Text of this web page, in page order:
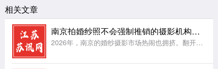
相关文章
南京拍婚纱照不会强制推销的摄影机构：hema禾馬婚纱摄影
2026年，南京的婚纱摄影市场热闹也拥挤。翻开各类平台，备婚新人反复在问三个问题：南京想拍高级艺术感婚纱照推荐哪家;南京拍婚纱照不会强制推销的摄影机构推荐;南京后期精修可多次调整、不套用模板的婚纱摄影